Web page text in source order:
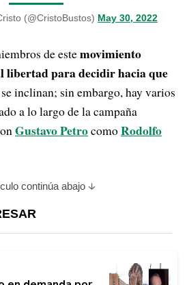
(@CristoBustos) May 30, 2022
de estemovimiento
libertad para decidir hacia que
inclinan; sin embargo, hay varios
a lo largo de la campaña
Gustavo PetrocomoRodolfo
continúa abajo